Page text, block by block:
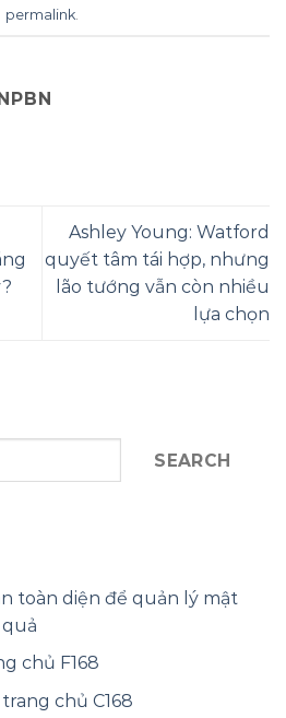
permalink.
Ashley Young: Watford
quyết tâm tái hợp, nhưng
lão tướng vẫn còn nhiều
lựa chọn
SEARCH
toàn diện để quản lý mật
chủ F168
chủ C168